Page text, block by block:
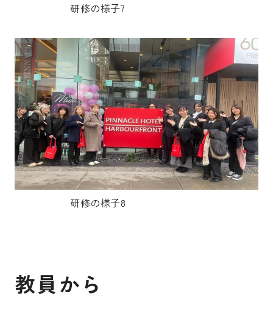
研修の様子7
研修の様子8
教員から